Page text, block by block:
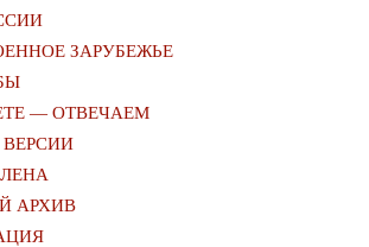
ЗАРУБЕЖЬЕ
— ОТВЕЧАЕМ
АРХИВ